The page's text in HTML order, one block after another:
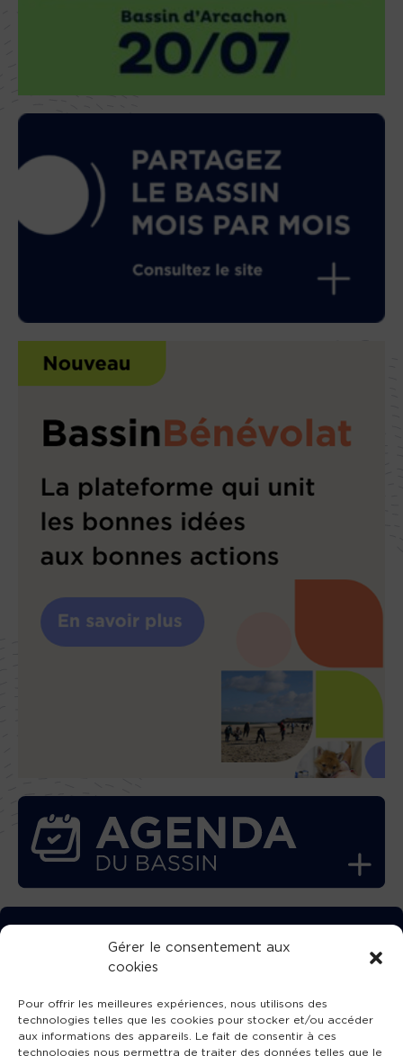
Gérer le consentement aux
cookies
Pour offrir les meilleures expériences, nous utilisons des
technologies telles que les cookies pour stocker et/ou accéder
aux informations des appareils. Le fait de consentir à ces
technologies nous permettra de traiter des données telles que le
TÉLÉCHARGEZ GRATUITEMENT
L’APPLICATION TVBA !